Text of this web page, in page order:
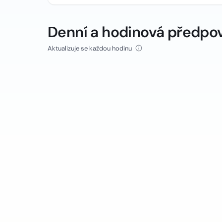
Denní a hodinová
Aktualizuje se každou hodinu